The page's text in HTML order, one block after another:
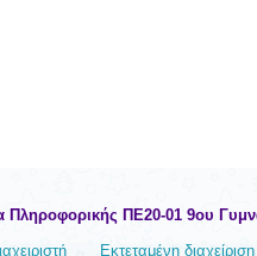
ΠΕ20-01 9ου
Εκτεταμένη διαχείριση